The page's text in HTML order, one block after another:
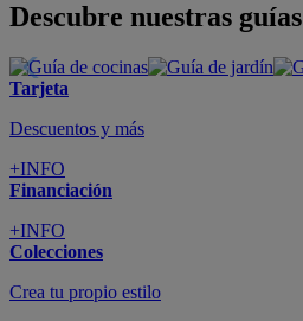
Descubre nuestras guías
Tarjeta
Descuentos y más
+INFO
Financiación
+INFO
Colecciones
Crea tu propio estilo